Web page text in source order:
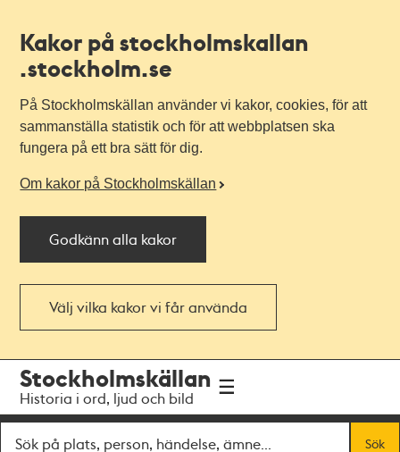
Kakor på stockholmskallan
.stockholm.se
På Stockholmskällan använder vi kakor, cookies, för att
sammanställa statistik och för att webbplatsen ska
fungera på ett bra sätt för dig.
Om kakor på Stockholmskällan
Godkänn alla kakor
Välj vilka kakor vi får använda
navigationen
huvudinnehållet
Stockholmskällan
Historia i ord, ljud och bild
Sök